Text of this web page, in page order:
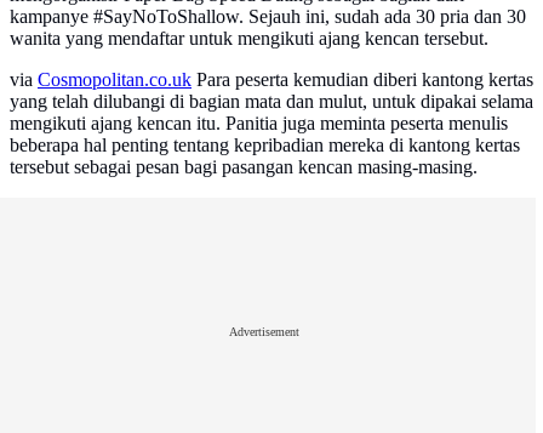
kampanye #SayNoToShallow. Sejauh ini, sudah ada 30 pria dan 30
wanita yang mendaftar untuk mengikuti ajang kencan tersebut.
via Cosmopolitan.co.uk Para peserta kemudian diberi kantong kertas
yang telah dilubangi di bagian mata dan mulut, untuk dipakai selama
mengikuti ajang kencan itu. Panitia juga meminta peserta menulis
beberapa hal penting tentang kepribadian mereka di kantong kertas
tersebut sebagai pesan bagi pasangan kencan masing-masing.
Advertisement